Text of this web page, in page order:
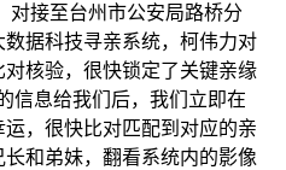
对接至台州市公安局路桥分
据科技寻亲系统，柯伟力对
核验，很快锁定了关键亲缘
信息给我们后，我们立即在
，很快比对匹配到对应的亲
和弟妹，翻看系统内的影像